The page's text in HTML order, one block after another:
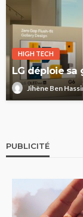
HIGH TECH
LG déploie sa
Jihène Ben
PUBLICITÉ